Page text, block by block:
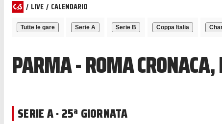
/ LIVE / CALENDARIO
Tutte le gare Serie A Serie B Coppa Italia
PARMA - ROMA
SERIE A · 25ª GIORNATA